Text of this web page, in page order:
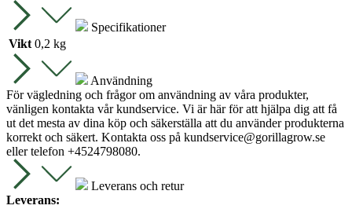
Specifikationer
Vikt 0,2 kg
Användning
För vägledning och frågor om användning av våra produkter,
vänligen kontakta vår kundservice. Vi är här för att hjälpa dig att få
ut det mesta av dina köp och säkerställa att du använder produkterna
korrekt och säkert. Kontakta oss på kundservice@gorillagrow.se
eller telefon +4524798080.
Leverans och retur
Leverans: